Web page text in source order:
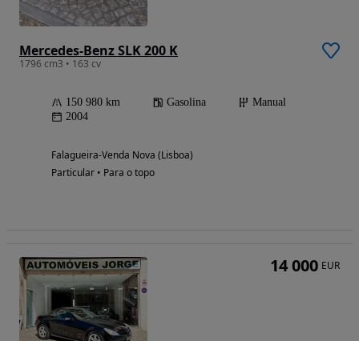
Mercedes-Benz SLK 200 K
1796 cm3 • 163 cv
150 980 km Gasolina
Manual
2004
Falagueira-Venda Nova (Lisboa)
Particular • Para o topo
14 000 EUR